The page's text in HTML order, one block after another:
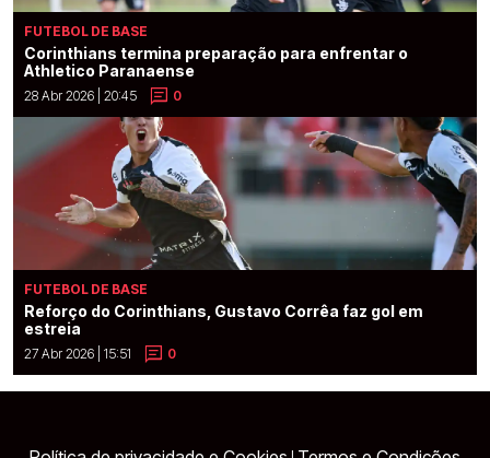
FUTEBOL DE BASE
Corinthians termina preparação para enfrentar o
Athletico Paranaense
28 Abr 2026 | 20:45 0
FUTEBOL DE BASE
Reforço do Corinthians, Gustavo Corrêa faz gol em
estreia
27 Abr 2026 | 15:51 0